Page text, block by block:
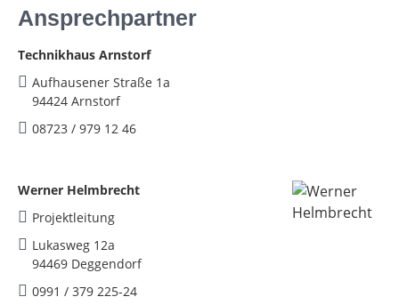
Ansprechpartner
Technikhaus Arnstorf
Aufhausener Straße 1a
94424 Arnstorf
08723 / 979 12 46
Werner Helmbrecht
Projektleitung
Lukasweg 12a
94469 Deggendorf
0991 / 379 225-24